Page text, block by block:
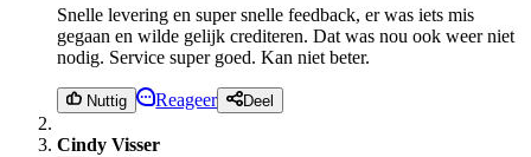
Snelle levering en super snelle feedback, er was iets mis
gegaan en wilde gelijk crediteren. Dat was nou ook weer niet
nodig. Service super goed. Kan niet beter.
Nuttig Reageer Deel
Cindy Visser